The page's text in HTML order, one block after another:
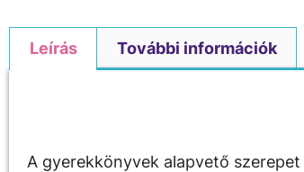
Leírás További információk
A gyerekkönyvek alapvető